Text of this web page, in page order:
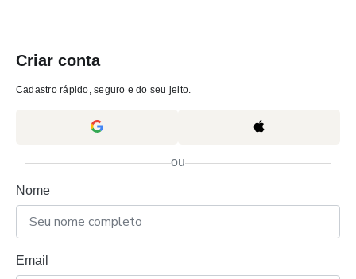
Criar conta
Cadastro rápido, seguro e do seu jeito.
ou
Nome
Email